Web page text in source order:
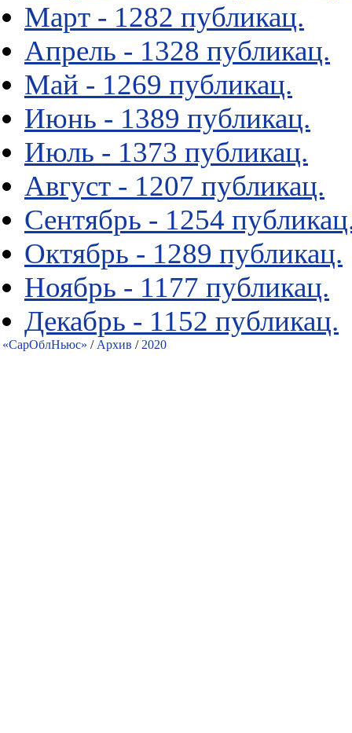
Март - 1282 публикац.
Апрель - 1328 публикац.
Май - 1269 публикац.
Июнь - 1389 публикац.
Июль - 1373 публикац.
Август - 1207 публикац.
Сентябрь - 1254
Октябрь - 1289 публикац.
Ноябрь - 1177 публикац.
Декабрь - 1152 публикац.
«СарОблНьюс» / Архив / 2020